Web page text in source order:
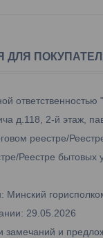
ответственностью
д.118, 2-й этаж,
реестре/
Реестре бытовых
Минский
29.05.2026
замечаний и